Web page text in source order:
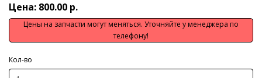
Цена: 800.00 р.
Цены на запчасти могут меняться. Уточняйте у менеджера по
телефону!
Кол-во